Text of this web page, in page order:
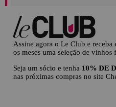
Assine agora o Le Club e receba
os meses uma seleção de vinhos
Seja um sócio e tenha 10% DE
nas próximas compras no site